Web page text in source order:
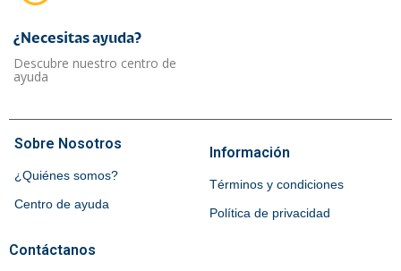
¿Necesitas ayuda?​
Descubre nuestro centro de
ayuda
Sobre Nosotros
¿Quiénes somos?
Centro de ayuda
Información
Términos y condiciones
Política de privacidad
Contáctanos